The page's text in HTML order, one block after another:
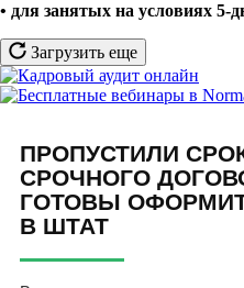
• для занятых на условиях 5-
Загрузить еще
ПРОПУСТИЛИ
СРОЧНОГО
ГОТОВЫ
В ШТАТ